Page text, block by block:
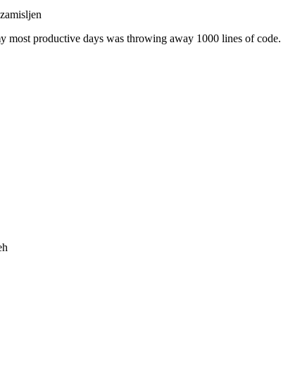
most productive days was throwing away 1000 lines of code.